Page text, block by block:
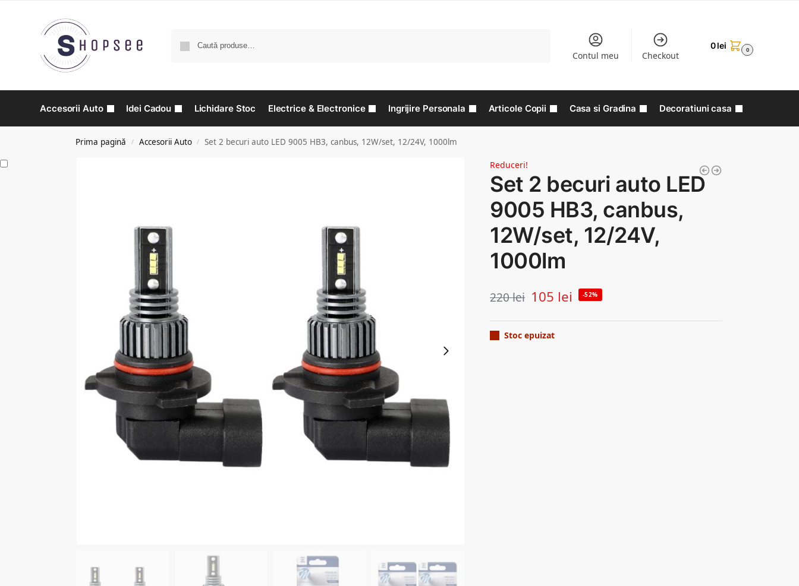
Contul meu Checkout
0lei 0
Accesorii Auto Idei Cadou Lichidare Stoc Electrice & Electronice Ingrijire Personala Articole Copii Casa si Gradina Decoratiuni casa
Prima pagină / Accesorii Auto / Set 2 becuri auto LED 9005 HB3, canbus, 12W/set, 12/24V, 1000lm
Reduceri!
Set 2 becuri auto LED
9005 HB3, canbus,
12W/set, 12/24V,
1000lm
220lei 105 lei -52%
Stoc epuizat